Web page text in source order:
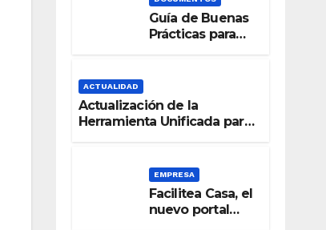
Energética
Guía de Buenas
Prácticas para
ACTUALIDAD
Actualización de la
Herramienta Unificada para
EMPRESA
Facilitea Casa, el
nuevo portal